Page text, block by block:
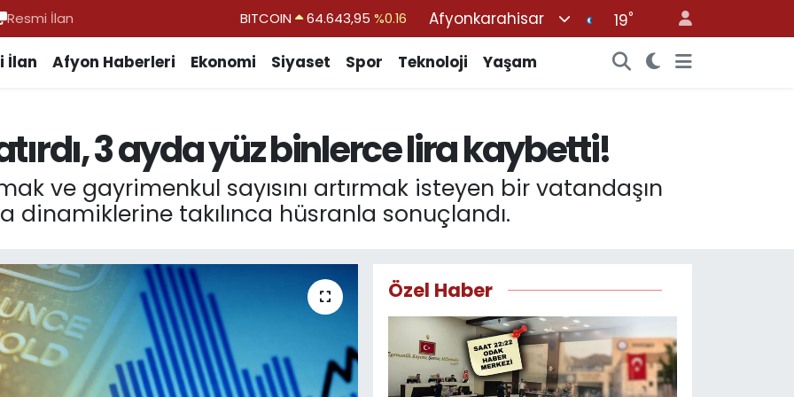
Resmi İlan BITCOIN 64.643,95 %0.16
GRAM ALTIN
6500.87%0.12
13.799 %70
Afyonkarahisar 19°
İlan Afyon Haberleri Ekonomi Siyaset Spor Teknoloji Yaşam
3 ayda yüz binlerce lira kaybetti!
ve gayrimenkul sayısını artırmak isteyen bir vatandaşın
dinamiklerine takılınca hüsranla sonuçlandı.
Özel Haber